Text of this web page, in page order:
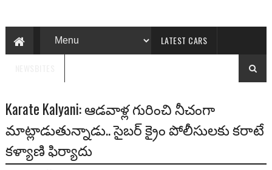
LATEST CARS
Karate Kalyani: ఆడవాళ్ల గురించి నీచంగా
మాట్లాడుతున్నాడు.. సైబర్ క్రైం పోలీసులకు కరాటే
కళ్యాణి ఫిర్యాదు